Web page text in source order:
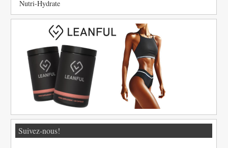
Nutri-Hydrate
Suivez-nous!